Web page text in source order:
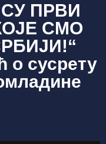
ПРВИ
СМО
о сусрету